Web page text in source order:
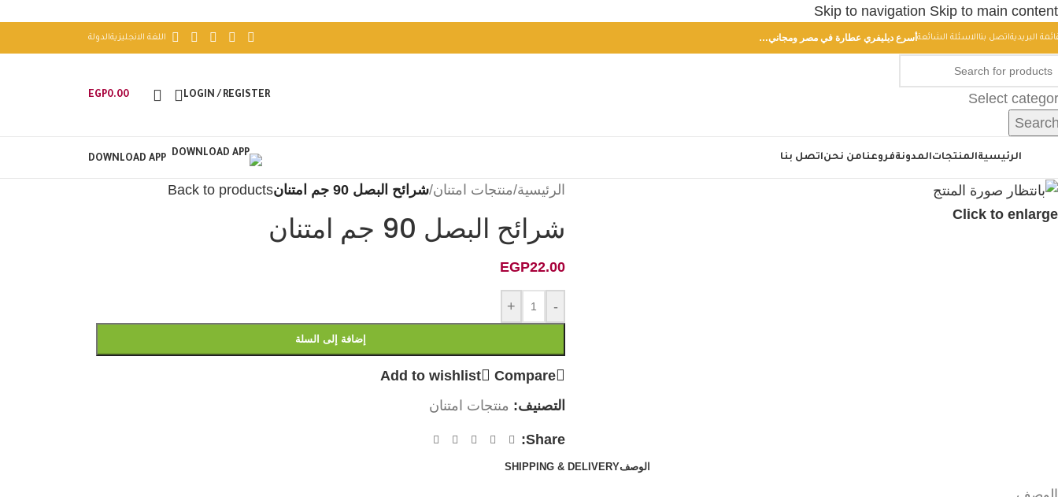
Skip to navigation Skip to main content
البريديةاتصل بناالاسئلة الشائعة أسرع ديليفري عطارة في مصر ومجاني… اللغة الانجليزيةالدولة
Select
LOGIN / REGISTER
EGP0.00
الرئيسيةالمنتجاتالمدونةفروعنامن نحناتصل بنا DOWNLOAD APP
Click to enlarge
الرئيسية/منتجات امتنان/شرائح البصل 90 جم امتنان Back to products
شرائح البصل 90 جم امتنان
EGP22.00
-
+
إضافة إلى السلة
Compare
Add to wishlist
التصنيف: منتجات امتنان
Share:
الوصفSHIPPING & DELIVERY